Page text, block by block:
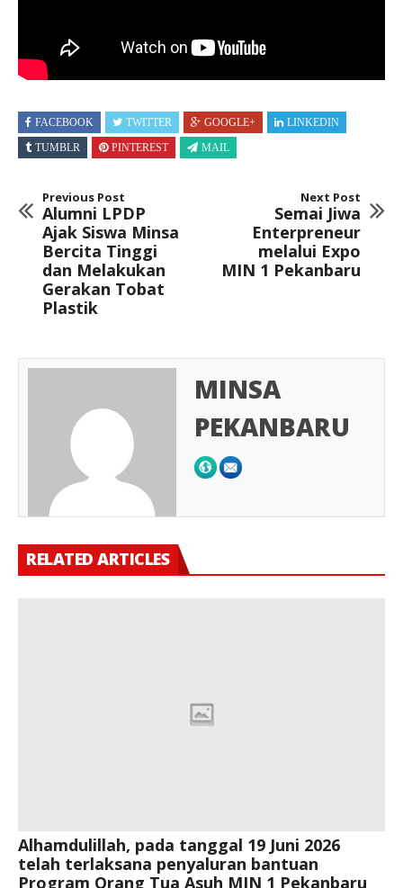
FACEBOOK TWITTER GOOGLE+
LINKEDIN
TUMBLR
PINTEREST MAIL
Previous Post
Alumni LPDP
Ajak Siswa Minsa
Bercita Tinggi
dan Melakukan
Gerakan Tobat
Plastik
Next Post
Semai Jiwa
Enterpreneur
melalui Expo
MIN 1 Pekanbaru
MINSA
PEKANBARU
RELATED ARTICLES
Alhamdulillah, pada tanggal 19 Juni 2026
telah terlaksana penyaluran bantuan
Program Orang Tua Asuh MIN 1 Pekanbaru